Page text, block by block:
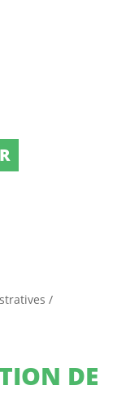
/
DE